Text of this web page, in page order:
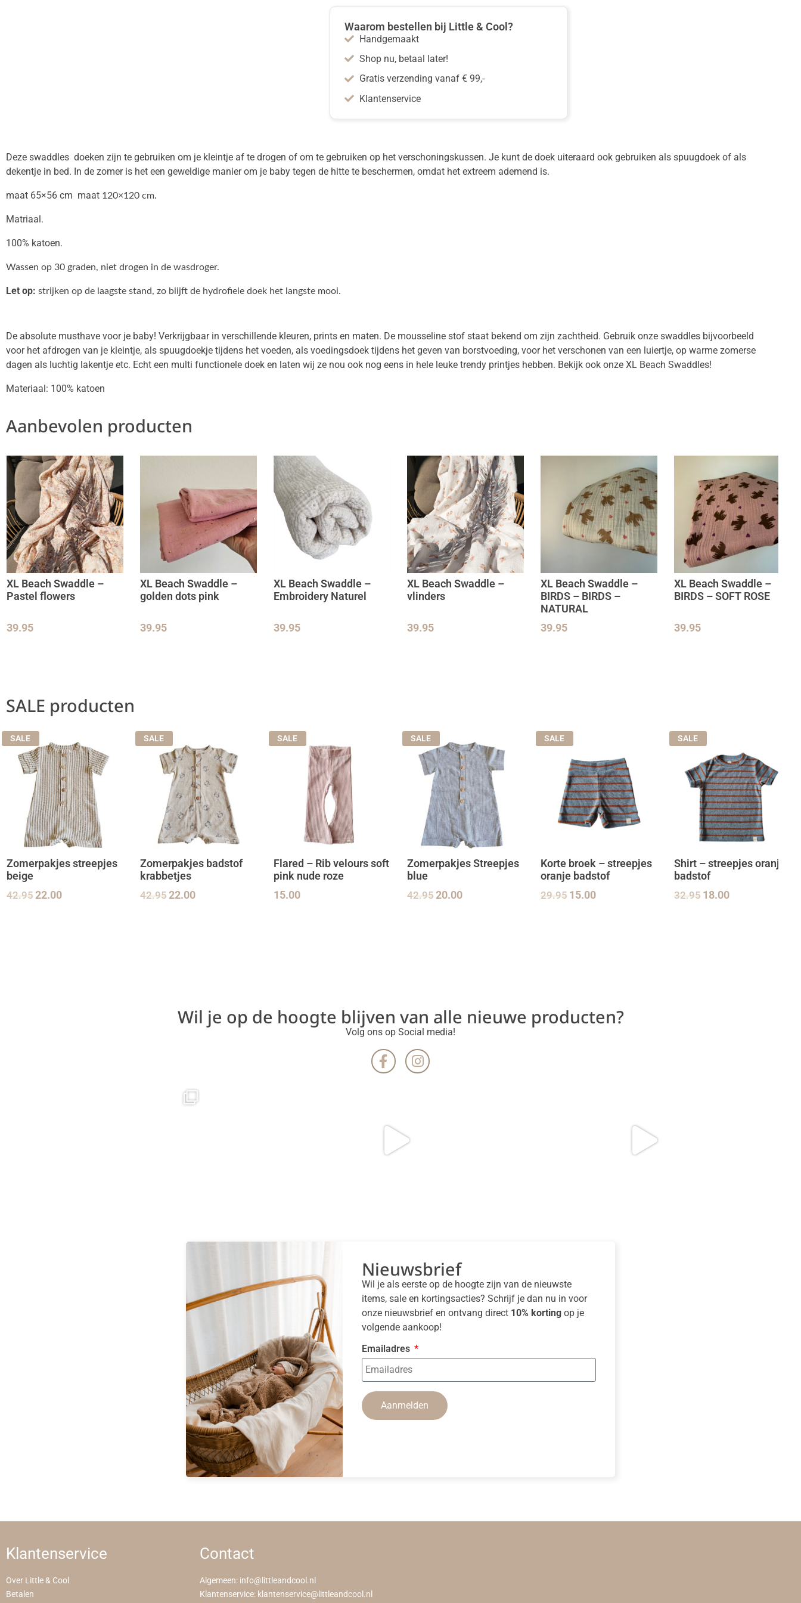
Waarom bestellen bij Little & Cool?
Handgemaakt
Shop nu, betaal later!
Gratis verzending vanaf € 99,-
Klantenservice
Deze swaddles doeken zijn te gebruiken om je kleintje af te drogen of om te gebruiken op het verschoningskussen. Je kunt de doek uiteraard ook gebruiken als spuugdoek of als
dekentje in bed. In de zomer is het een geweldige manier om je baby tegen de hitte te beschermen, omdat het extreem ademend is.
maat 65×56 cm maat 120×120 cm.
Matriaal.
100% katoen.
Wassen op 30 graden, niet drogen in de wasdroger.
Let op: strijken op de laagste stand, zo blijft de hydrofiele doek het langste mooi.
De absolute musthave voor je baby! Verkrijgbaar in verschillende kleuren, prints en maten. De mousseline stof staat bekend om zijn zachtheid. Gebruik onze swaddles bijvoorbeeld
voor het afdrogen van je kleintje, als spuugdoekje tijdens het voeden, als voedingsdoek tijdens het geven van borstvoeding, voor het verschonen van een luiertje, op warme zomerse
dagen als luchtig lakentje etc. Echt een multi functionele doek en laten wij ze nou ook nog eens in hele leuke trendy printjes hebben. Bekijk ook onze XL Beach Swaddles!
Materiaal: 100% katoen
Aanbevolen producten
XL Beach Swaddle –
Pastel flowers
39.95
XL Beach Swaddle –
golden dots pink
39.95
XL Beach Swaddle –
Embroidery Naturel
39.95
XL Beach Swaddle –
vlinders
39.95
XL Beach Swaddle –
BIRDS – BIRDS –
NATURAL
39.95
XL Beach Swaddle –
BIRDS – SOFT ROSE
39.95
SALE producten
SALE
Zomerpakjes streepjes
beige
42.9522.00
SALE
Zomerpakjes badstof
krabbetjes
42.9522.00
SALE
Flared – Rib velours soft
pink nude roze
15.00
SALE
Zomerpakjes Streepjes
blue
42.9520.00
SALE
Korte broek – streepjes
oranje badstof
29.95 15.00
SALE
Shirt – streepjes oranje
badstof
32.95 18.00
Wil je op de hoogte blijven van alle nieuwe producten?
Volg ons op Social media!
Nieuwsbrief
Wil je als eerste op de hoogte zijn van de nieuwste
items, sale en kortingsacties? Schrijf je dan nu in voor
onze nieuwsbrief en ontvang direct 10% kortingop je
volgende aankoop!
Emailadres
Aanmelden
Klantenservice
Over Little & Cool
Betalen
Contact
Algemeen: info@littleandcool.nl
Klantenservice: klantenservice@littleandcool.nl